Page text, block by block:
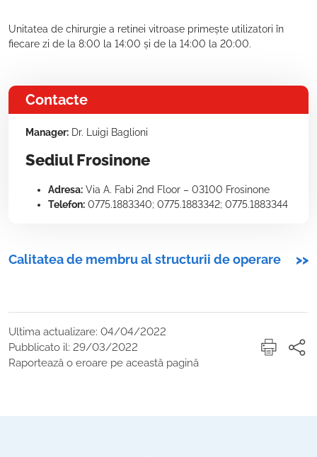
Unitatea de chirurgie a retinei vitroase primește utilizatori în
fiecare zi de la 8:00 la 14:00 și de la 14:00 la 20:00.
Contacte
Manager: Dr. Luigi Baglioni
Sediul Frosinone
Adresa: Via A. Fabi 2nd Floor – 03100 Frosinone
Telefon: 0775.1883340; 0775.1883342; 0775.1883344
Calitatea de membru al structurii de operare >>
Ultima actualizare: 04/04/2022
Pubblicato il: 29/03/2022
Raportează o eroare pe această pagină